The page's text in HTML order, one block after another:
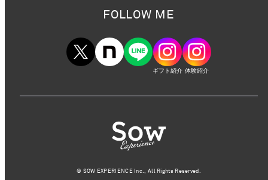
FOLLOW ME
ギフト紹介 体験紹介
©︎ SOW EXPERIENCE Inc., All Rights Reserved.